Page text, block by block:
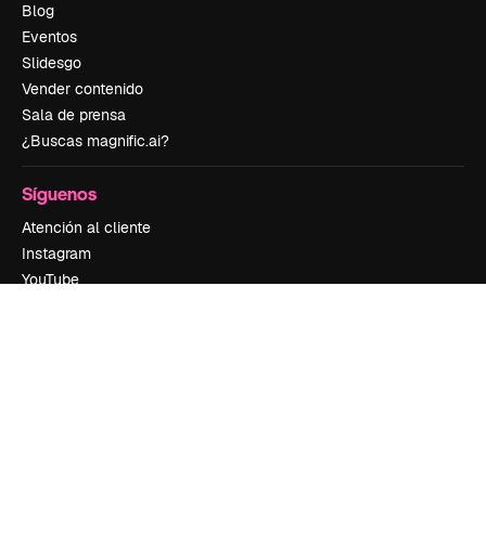
Blog
Eventos
Slidesgo
Vender contenido
Sala de prensa
¿Buscas magnific.ai?
Síguenos
Atención al cliente
Instagram
YouTube